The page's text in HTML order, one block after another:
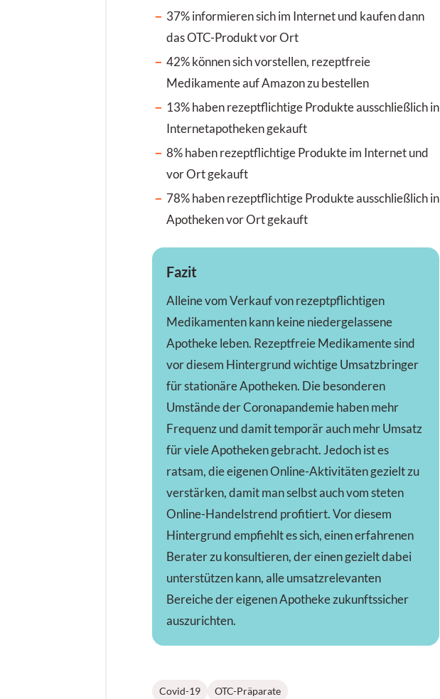
37% informieren sich im Internet und kaufen dann
das OTC-Produkt vor Ort
42% können sich vorstellen, rezeptfreie
Medikamente auf Amazon zu bestellen
13% haben rezeptflichtige Produkte ausschließlich in
Internetapotheken gekauft
8% haben rezeptflichtige Produkte im Internet und
vor Ort gekauft
78% haben rezeptflichtige Produkte ausschließlich in
Apotheken vor Ort gekauft
Fazit
Alleine vom Verkauf von rezeptpflichtigen
Medikamenten kann keine niedergelassene
Apotheke leben. Rezeptfreie Medikamente sind
vor diesem Hintergrund wichtige Umsatzbringer
für stationäre Apotheken. Die besonderen
Umstände der Coronapandemie haben mehr
Frequenz und damit temporär auch mehr Umsatz
für viele Apotheken gebracht. Jedoch ist es
ratsam, die eigenen Online-Aktivitäten gezielt zu
verstärken, damit man selbst auch vom steten
Online-Handelstrend profitiert. Vor diesem
Hintergrund empfiehlt es sich, einen erfahrenen
Berater zu konsultieren, der einen gezielt dabei
unterstützen kann, alle umsatzrelevanten
Bereiche der eigenen Apotheke zukunftssicher
auszurichten.
Covid-19 OTC-Präparate